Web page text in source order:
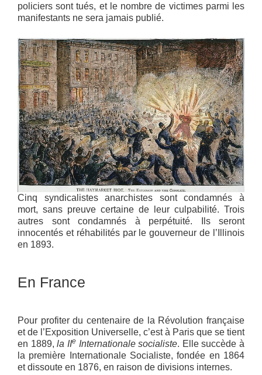
policiers sont tués, et le nombre de victimes parmi les
manifestants ne sera jamais publié.
Cinq syndicalistes anarchistes sont condamnés à
mort, sans preuve certaine de leur culpabilité. Trois
autres sont condamnés à perpétuité. Ils seront
innocentés et réhabilités par le gouverneur de l’Illinois
en 1893.
En France
Pour profiter du centenaire de la Révolution française
et de l’Exposition Universelle, c’est à Paris que se tient
en 1889,la IIeInternationale socialiste. Elle succède à
la première Internationale Socialiste, fondée en 1864
et dissoute en 1876, en raison de divisions internes.